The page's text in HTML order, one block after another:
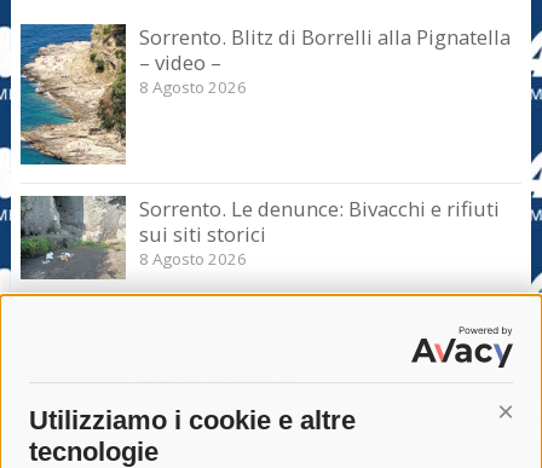
Utilizziamo i cookie e altre
tecnologie
Sorrento. Blitz di Borrelli alla Pignatella
– video –
8 Agosto 2026
Sorrento. Le denunce: Bivacchi e rifiuti
sui siti storici
8 Agosto 2026
Nostra”, odio social contro la giunta.
Ipotesi denuncia